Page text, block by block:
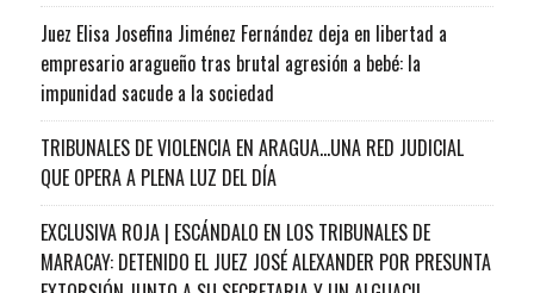
Juez Elisa Josefina Jiménez Fernández deja en libertad a
empresario aragueño tras brutal agresión a bebé: la
impunidad sacude a la sociedad
TRIBUNALES DE VIOLENCIA EN ARAGUA…UNA RED JUDICIAL
QUE OPERA A PLENA LUZ DEL DÍA
EXCLUSIVA ROJA | ESCÁNDALO EN LOS TRIBUNALES DE
MARACAY: DETENIDO EL JUEZ JOSÉ ALEXANDER POR PRESUNTA